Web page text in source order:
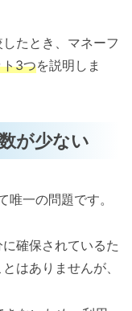
たとき、マネーフ
3つを説明しま
が少ない
一の問題です。
確保されているた
はありませんが、